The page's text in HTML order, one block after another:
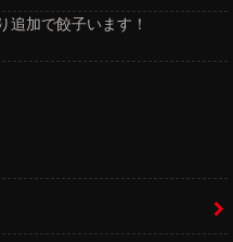
追加で餃子います！